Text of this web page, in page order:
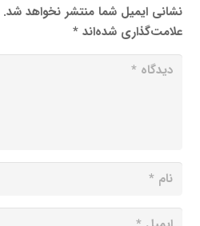
نشانی ایمیل شما منتشر نخواهد شد.
علامت‌گذاری شده‌اند*